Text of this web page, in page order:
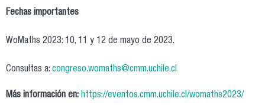
Fechas importantes
WoMaths 2023: 10, 11 y 12 de mayo de 2023.
Consultas a: congreso.womaths@cmm.uchile.cl
Más información en: https://eventos.cmm.uchile.cl/womaths2023/